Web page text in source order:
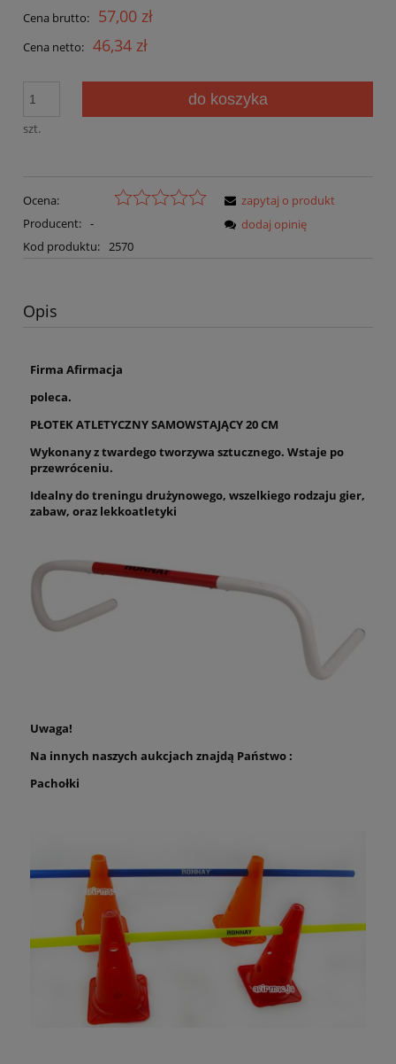
Cena brutto: 57,00 zł
Cena netto: 46,34 zł
szt.
do koszyka
Ocena:
Producent: -
Kod produktu: 2570
zapytaj o produkt
dodaj opinię
Opis
Firma Afirmacja
poleca.
PŁOTEK ATLETYCZNY SAMOWSTAJĄCY 20 CM
Wykonany z twardego tworzywa sztucznego. Wstaje po
przewróceniu.
Idealny do treningu drużynowego, wszelkiego rodzaju gier,
zabaw, oraz lekkoatletyki
Uwaga!
Na innych naszych aukcjach znajdą Państwo :
Pachołki